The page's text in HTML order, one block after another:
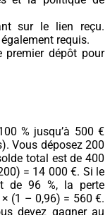
sur le lien reçu.
requis.
premier dépôt pour
% jusqu’à 500 €
Vous déposez 200
total est de 400
= 14 000 €. Si le
de 96 %, la perte
(1 – 0,96) = 560 €.
devez gagner au